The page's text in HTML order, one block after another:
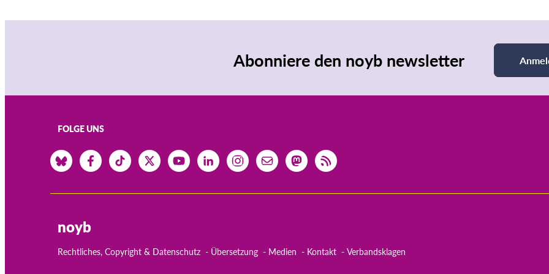
Abonniere den noyb newsletter
FOLGE UNS
noyb
Rechtliches, Copyright & Datenschutz Übersetzung Medien Kontakt Verbandsklagen